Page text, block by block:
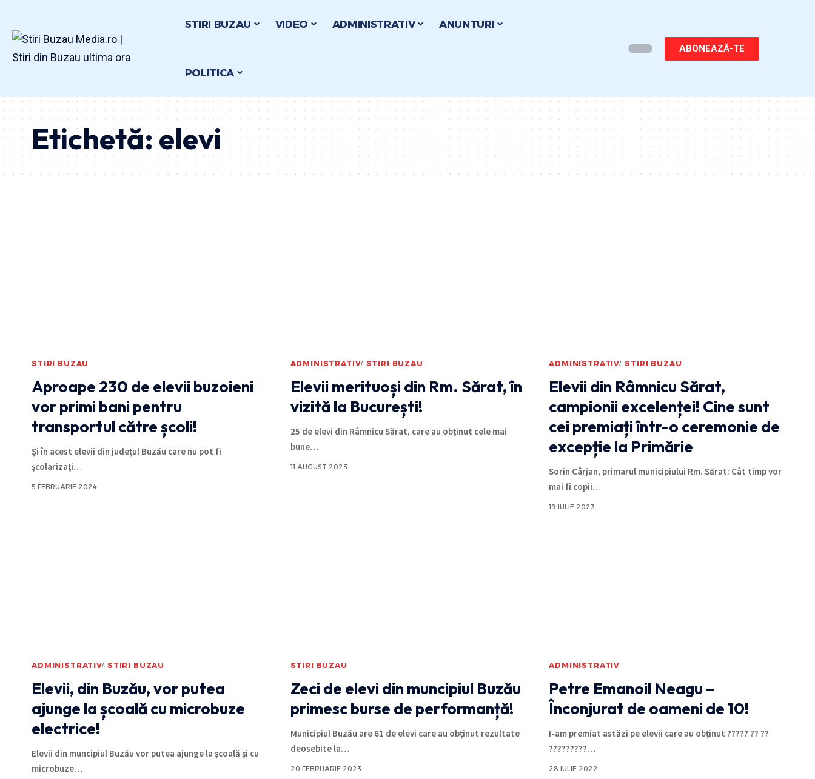
STIRI BUZAU VIDEO ADMINISTRATIV ANUNTURI
POLITICA
ABONEAZĂ-TE
Etichetă:elevi
STIRI BUZAU
Aproape 230 de elevii buzoieni
vor primi bani pentru
transportul către școli!
Și în acest elevii din județul Buzău care nu pot fi
şcolarizaţi…
5 FEBRUARIE 2024
ADMINISTRATIV STIRI BUZAU
Elevii merituoși din Rm. Sărat, în
vizită la București!
25 de elevi din Râmnicu Sărat, care au obținut cele mai
bune…
11 AUGUST 2023
ADMINISTRATIV STIRI BUZAU
Elevii din Râmnicu Sărat,
campionii excelenței! Cine sunt
cei premiați într-o ceremonie de
excepție la Primărie
Sorin Cârjan, primarul municipiului Rm. Sărat: Cât timp vor
mai fi copii…
19 IULIE 2023
ADMINISTRATIV STIRI BUZAU
Elevii, din Buzău, vor putea
ajunge la școală cu microbuze
electrice!
Elevii din muncipiul Buzău vor putea ajunge la școală și cu
microbuze…
STIRI BUZAU
Zeci de elevi din muncipiul Buzău
primesc burse de performanță!
Municipiul Buzău are 61 de elevi care au obținut rezultate
deosebite la…
20 FEBRUARIE 2023
ADMINISTRATIV
Petre Emanoil Neagu –
Înconjurat de oameni de 10!
I-am premiat astăzi pe elevii care au obținut ????? ?? ??
?????????…
28 IULIE 2022